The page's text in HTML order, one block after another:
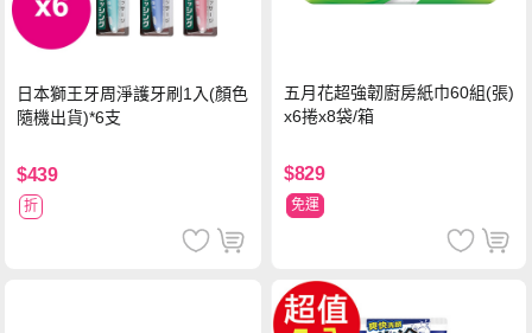
日本獅王牙周淨護牙刷1入(顏色
隨機出貨)*6支
$439
折
五月花超強韌廚房紙巾60組(張)
x6捲x8袋/箱
$829
免運